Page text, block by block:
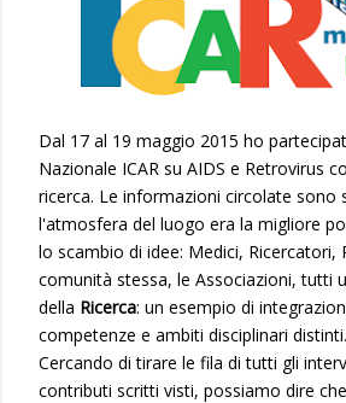
Dal 17 al 19 maggio 2015 ho
Nazionale ICAR su AIDS e Retrovirus
ricerca. Le informazioni circolate sono
l'atmosfera del luogo era la migliore
lo scambio di idee: Medici, Ricercatori,
comunità stessa, le Associazioni, tutti
della Ricerca: un esempio di
competenze e ambiti disciplinari distinti.
Cercando di tirare le fila di tutti gli
contributi scritti visti, possiamo dire